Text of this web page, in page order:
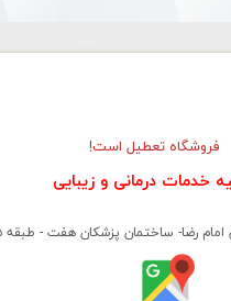
فروشگاه تعطیل است!
خدمات درمانى و زيبايى
رضا- ساختمان پزشکان هفت - طبقه ۵- واحد ۱۸